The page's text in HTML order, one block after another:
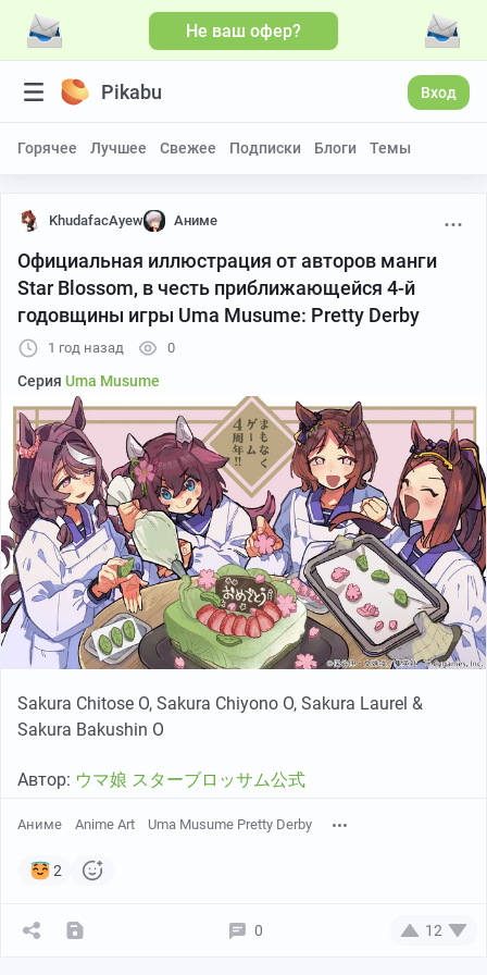
Не ваш офер?
Pikabu Вход
Горячее Лучшее Свежее Подписки Блоги Темы
KhudafacAyew Аниме
Официальная иллюстрация от авторов манги
Star Blossom, в честь приближающейся 4-й
годовщины игры Uma Musume: Pretty Derby
1 год назад 0
Серия Uma Musume
Sakura Chitose O, Sakura Chiyono O, Sakura Laurel &
Sakura Bakushin O
Автор: ウマ娘 スターブロッサム公式
Аниме Anime Art Uma Musume Pretty Derby
2
0 12